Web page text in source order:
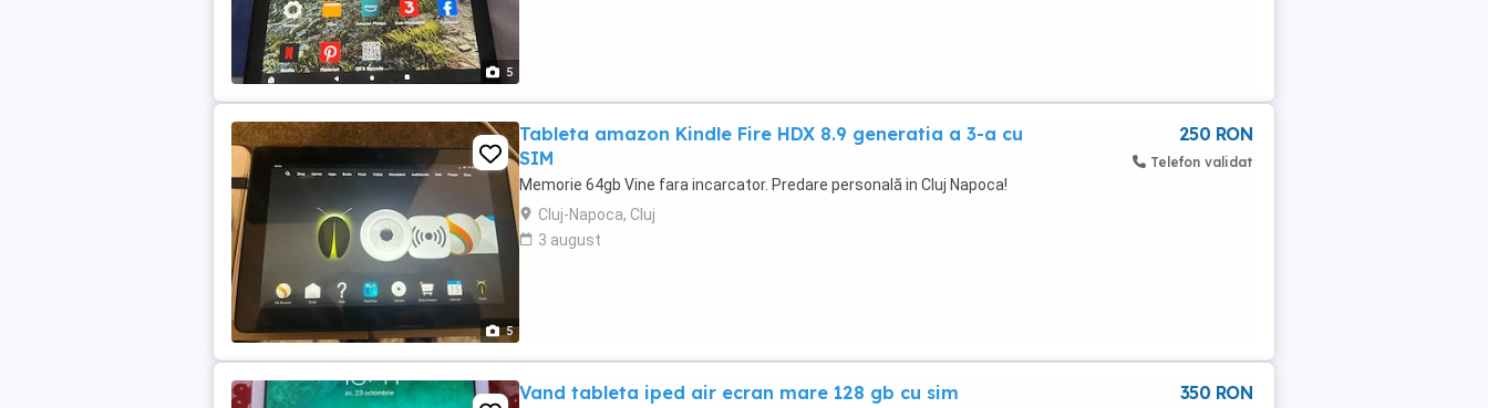
5
5
Tableta amazon Kindle Fire HDX 8.9 generatia a 3-a cu
SIM
Memorie 64gb Vine fara incarcator. Predare personală in Cluj Napoca!
Cluj-Napoca, Cluj
3 august
250 RON
Telefon validat
Vand tableta iped air ecran mare 128 gb cu sim 350 RON